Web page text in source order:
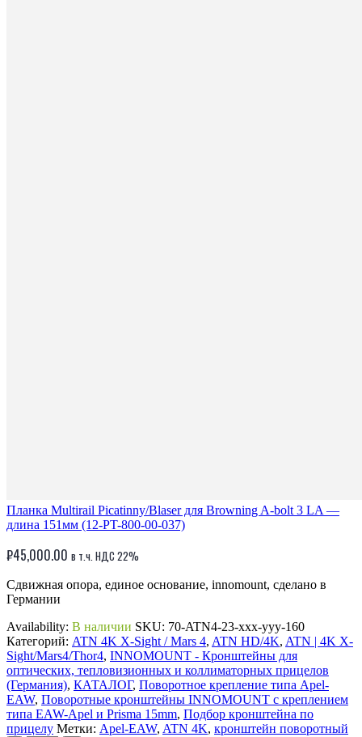
Планка Multirail Picatinny/Blaser для Browning A-bolt 3 LA —
длина 151мм (12-PT-800-00-037)
₽45,000.00 в т.ч. НДС 22%
Сдвижная опора, единое основание, innomount, сделано в
Германии
Availability: В наличии SKU: 70-ATN4-23-xxx-yyy-160
Категорий: ATN 4K X-Sight / Mars 4, ATN HD/4K, ATN | 4K X-
Sight/Mars4/Thor4, INNOMOUNT - Кронштейны для
оптических, тепловизионных и коллиматорных прицелов
(Германия), КАТАЛОГ, Поворотное крепление типа Apel-
EAW, Поворотные кронштейны INNOMOUNT с креплением
типа EAW-Apel и Prisma 15mm, Подбор кронштейна по
прицелу Метки: Apel-EAW, ATN 4K, кронштейн поворотный